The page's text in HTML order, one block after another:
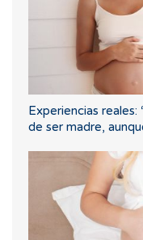
Experiencias reales:
de ser madre,